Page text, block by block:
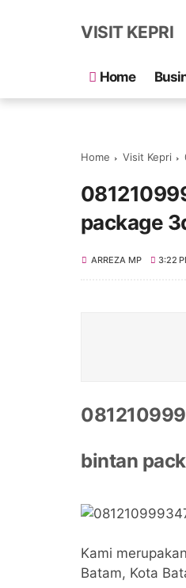
VISIT KEPRI
Home
Home Visit Kepri
package
ARREZA MP 3:22
bintan
Kami
Batam, Kota